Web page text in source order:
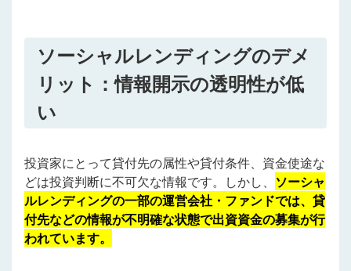
ソーシャルレンディングのデメ
リット：情報開示の透明性が低
い
投資家にとって貸付先の属性や貸付条件、資金使途な
どは投資判断に不可欠な情報です。しかし、
ソーシャ
ルレンディングの一部の運営会社・ファンドでは、貸
付先などの情報が不明確な状態で出資資金の募集が行
われています。